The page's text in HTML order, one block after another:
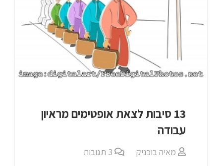
13 סיבות לצאת אופטימים מראיון
עבודה
מאיה בוכניק 3 תגובות